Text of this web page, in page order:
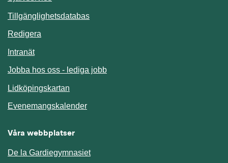
TillgänglighetsdatabasLänk till annan webbplats.
Redigera
IntranätLänk till annan webbplats.
Jobba hos oss - lediga jobb
Lidköpingskartan
EvenemangskalenderLänk till annan webbplats.
Våra webbplatser
De la Gardiegymnasiet